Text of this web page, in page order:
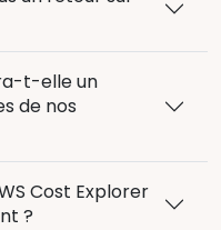
t-elle un
de nos
Cost Explorer
?